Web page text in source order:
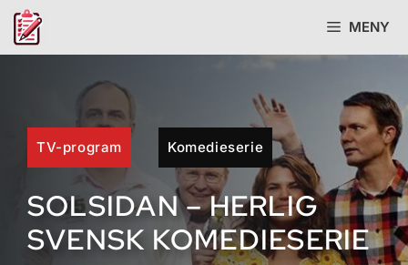
Hopp
MENY
TV-program Komedieserie
SOLSIDAN – HERLIG
SVENSK KOMEDIESERIE